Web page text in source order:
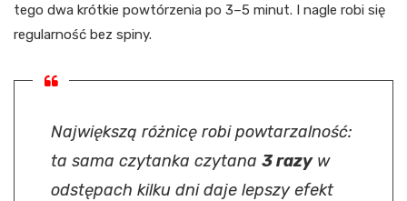
tego dwa krótkie powtórzenia po 3–5 minut. I nagle robi się
regularność bez spiny.
Największą różnicę robi powtarzalność:
ta sama czytanka czytana 3 razyw
odstępach kilku dni daje lepszy efekt